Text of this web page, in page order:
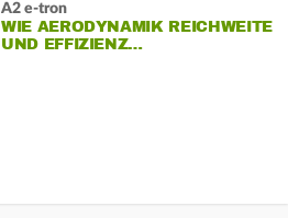
A2 e-tron
WIE AERODYNAMIK REICHWEITE
UND EFFIZIENZ…